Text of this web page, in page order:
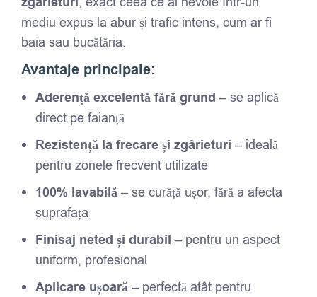
mediu expus la abur și trafic intens, cum ar fi
baia sau bucătăria.
Avantaje principale:
Aderență excelentă fără grund – se aplică
direct pe faianță
Rezistență la frecare și zgârieturi – ideală
pentru zonele frecvent utilizate
100% lavabilă – se curăță ușor, fără a afecta
suprafața
Finisaj neted și durabil – pentru un aspect
uniform, profesional
Aplicare ușoară – perfectă atât pentru